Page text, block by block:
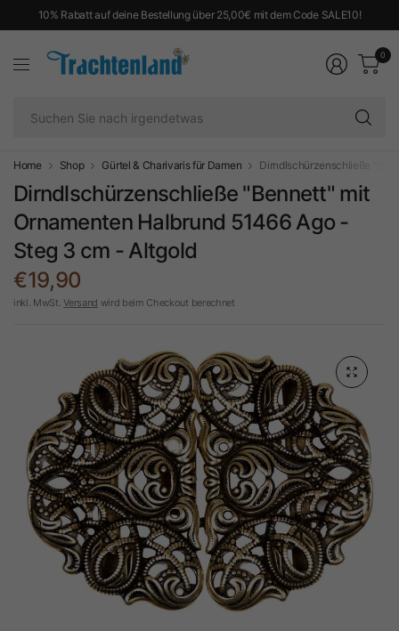
10% Rabatt auf deine Bestellung über 25,00€ mit dem Code SALE10!
0
Home Shop Gürtel & Charivaris für Damen Dirndlschürzenschließe
Dirndlschürzenschließe "Bennett" mit
Ornamenten Halbrund 51466 Ago -
Steg 3 cm - Altgold
€19,90
inkl. MwSt.Versand wird beim Checkout berechnet